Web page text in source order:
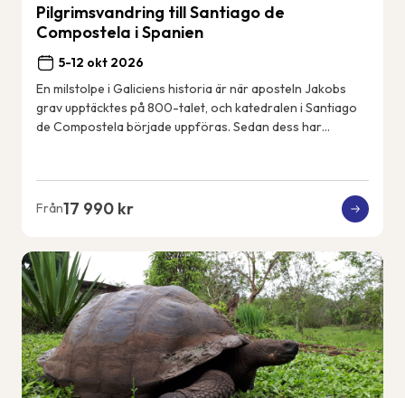
Pilgrimsvandring till Santiago de
Compostela i Spanien
5-12 okt 2026
En milstolpe i Galiciens historia är när aposteln Jakobs
grav upptäcktes på 800-talet, och katedralen i Santiago
de Compostela började uppföras. Sedan dess har
Från17 990 kr